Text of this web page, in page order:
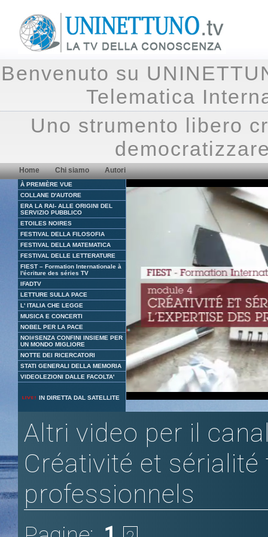
Benvenuto su
Telematica
Uno strumento libero
Home Chi siamo Autori
À PREMIÈRE VUE
COLLANE D'AUTORE
ERA LA RAI- ALLE ORIGINI DEL
SERVIZIO PUBBLICO
ETOILES NOIRES
FESTIVAL DELLA FILOSOFIA
FESTIVAL DELLA MATEMATICA
FESTIVAL DELLE LETTERATURE
FIEST – Formation Internationale à
l'écriture des séries TV
IFADTV
LETTURE SULLA PACE
L' ITALIA CHE LEGGE
MUSICA E CONCERTI
NOBEL PER LA PACE
NOI#SENZA CONFINI INSIEME PER
UN MONDO MIGLIORE
NOTTE DEI RICERCATORI
STATI GENERALI DELLA MEMORIA
VIDEOLEZIONI DALLE FACOLTA'
IN DIRETTA DAL SATELLITE
Unmute Loaded:
8.78%
Altri video per il
Créativité et sérialité
professionnels